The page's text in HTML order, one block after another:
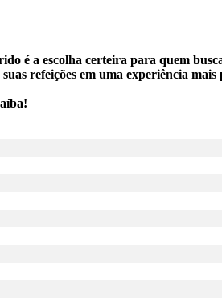
é a escolha certeira para quem
refeições em uma experiência mais